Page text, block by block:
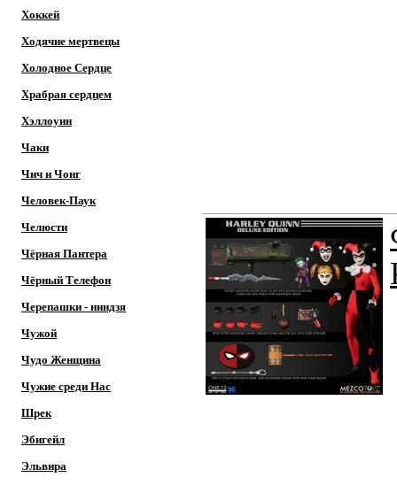
Хоккей
Ходячие мертвецы
Холодное Сердце
Храбрая сердцем
Хэллоуин
Чаки
Чич и Чонг
Человек-Паук
Челюсти
Чёрная Пантера
Чёрный Телефон
Черепашки - ниндзя
Чужой
Чудо Женщина
Чужие среди Нас
Шрек
Эбигейл
Эльвира